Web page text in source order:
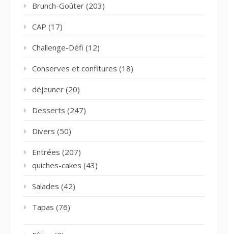
Brunch-Goûter (203)
CAP (17)
Challenge-Défi (12)
Conserves et confitures (18)
déjeuner (20)
Desserts (247)
Divers (50)
Entrées (207)
quiches-cakes (43)
Salades (42)
Tapas (76)